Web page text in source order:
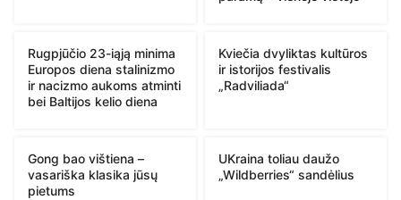
Rugpjūčio 23-iąją minima
Europos diena stalinizmo
ir nacizmo aukoms atminti
bei Baltijos kelio diena
Kviečia dvyliktas kultūros
ir istorijos festivalis
„Radviliada“
Gong bao vištiena –
vasariška klasika jūsų
pietums
UKraina toliau daužo
„Wildberries“ sandėlius